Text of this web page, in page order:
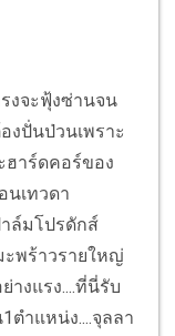
งจะฟุ้งซ่านจน
งปั่นป่วนเพราะ
าร์ดคอร์ของ
นเทวดา
ล์มโปรดักส์
พร้าวรายใหญ่
างแรง....ที่นี่รับ
ตำแหน่ง....จุลลา